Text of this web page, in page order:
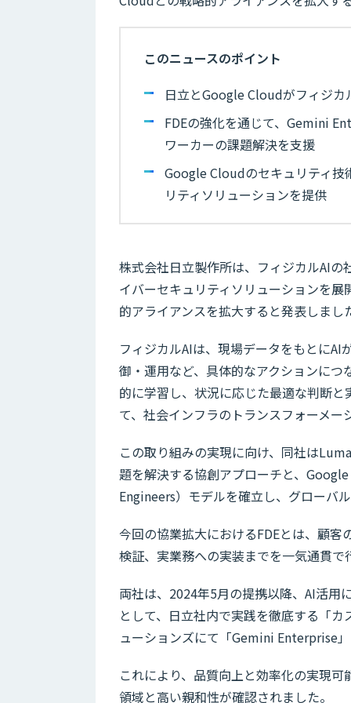
このニュースのポイント
日立とGoogle Cloudがフィジカ
FDEの強化を通じて、Gemini
ワーカーの課題解決を支援
Google Cloudのセキュリティ技
リティソリューションを提供
株式会社日立製作所は、フィジカルAI
イバーセキュリティソリューションを
的アライアンスを拡大すると発表しまし
フィジカルAIは、現場データをもとに
御・運用など、具体的なアクションに
的に学習し、状況に応じた最適な判断
て、社会インフラのトランスフォーメー
この取り組みの実現に向け、同社は
題を解決する協創アプローチと、
Engineers）モデルを確立し、グローバ
今回の協業拡大におけるFDEとは、顧
検証、実業務への実装までを一気通貫で
両社は、2024年5月の提携以降、AI活用
として、日立社内で実践を徹底する「
ューションズにて「Gemini Enterprise
これにより、品質向上と効率化の実現
領域と高い親和性が確認されました。